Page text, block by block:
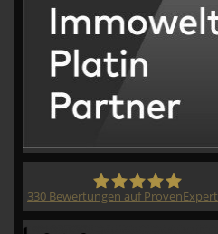
330 Bewertungen auf